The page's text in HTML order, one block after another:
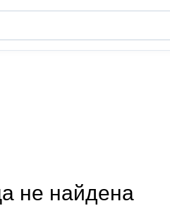
не найдена